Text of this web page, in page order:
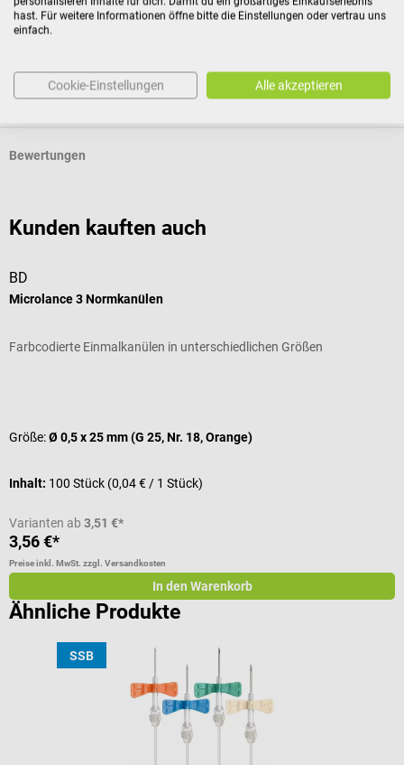
Produktidentifikation
Bewertungen
Kunden kauften auch
BD
Microlance 3 Normkanülen
Farbcodierte Einmalkanülen in unterschiedlichen Größen
Größe:Ø 0,5 x 25 mm (G 25, Nr. 18, Orange)
Inhalt: 100 Stück (0,04 € / 1 Stück)
Varianten ab 3,51 €*
3,56 €*
Preise inkl. MwSt. zzgl. Versandkosten
In den Warenkorb
Ähnliche Produkte
SSB
hast. Für weitere Informationen öffne bitte die Einstellungen oder vertrau uns
einfach.
Cookie-Einstellungen Alle akzeptieren